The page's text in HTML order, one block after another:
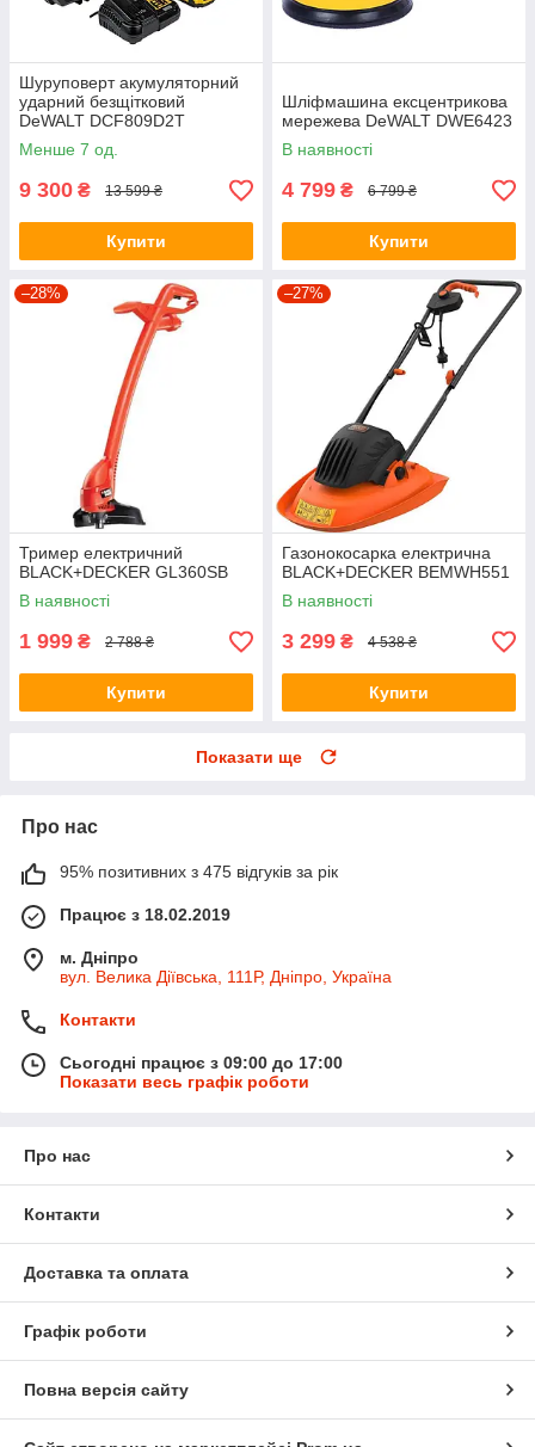
Шуруповерт акумуляторний
ударний безщітковий
DeWALT DCF809D2T
Менше 7 од.
9 300 ₴ 13 599 ₴
Купити
Шліфмашина ексцентрикова
мережева DeWALT DWE6423
В наявності
4 799 ₴ 6 799 ₴
Купити
–28%
Тример електричний
BLACK+DECKER GL360SB
В наявності
1 999 ₴ 2 788 ₴
Купити
–27%
Газонокосарка електрична
BLACK+DECKER BEMWH551
В наявності
3 299 ₴ 4 538 ₴
Купити
Показати ще
Про нас
95% позитивних з 475 відгуків за рік
Працює з 18.02.2019
м. Дніпро
вул. Велика Діївська, 111Р, Дніпро, Україна
Контакти
Сьогодні працює з 09:00 до 17:00
Показати весь графік роботи
Про нас
Контакти
Доставка та оплата
Графік роботи
Повна версія сайту